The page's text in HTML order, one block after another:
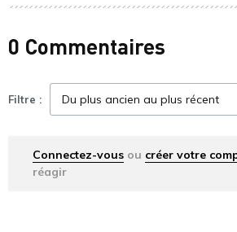
0 Commentaires
Filtre :
Connectez-vous ou créer votre
réagir